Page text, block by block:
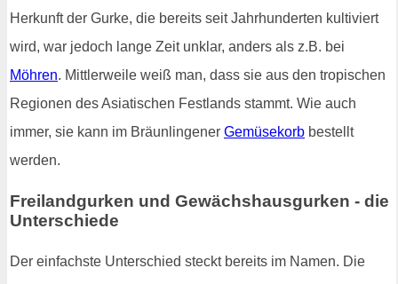
Herkunft der Gurke, die bereits seit Jahrhunderten kultiviert
wird, war jedoch lange Zeit unklar, anders als z.B. bei
Möhren. Mittlerweile weiß man, dass sie aus den tropischen
Regionen des Asiatischen Festlands stammt. Wie auch
immer, sie kann im Bräunlingener Gemüsekorb bestellt
werden.
Freilandgurken und Gewächshausgurken - die
Unterschiede
Der einfachste Unterschied steckt bereits im Namen. Die